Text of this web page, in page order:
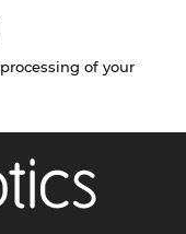
of your